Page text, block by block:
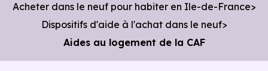
Acheter dans le neuf pour habiter en Ile-de-France
Dispositifs d'aide à l'achat dans le neuf
Aides au logement de la CAF